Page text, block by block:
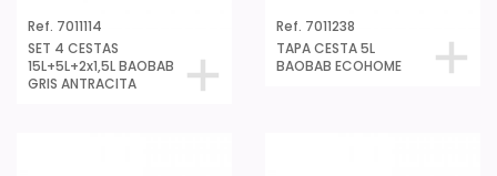
Ref. 7011114
SET 4 CESTAS
15L+5L+2x1,5L BAOBAB
GRIS ANTRACITA
Ref. 7011238
TAPA CESTA 5L
BAOBAB ECOHOME